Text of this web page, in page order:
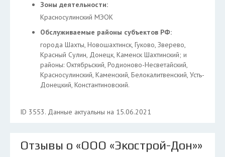
Зоны деятельности:
Красносулинский МЭОК
Обслуживаемые районы субъектов РФ:
города Шахты, Новошахтинск, Гуково, Зверево,
Красный Сулин, Донецк, Каменск Шахтинский; и
районы: Октябрьский, Родионово-Несветайский,
Красносулинский, Каменский, Белокалитвенский, Усть-
Донецкий, Константиновский.
ID 3553. Данные актуальны на 15.06.2021
Отзывы о «ООО «Экострой-Дон»»